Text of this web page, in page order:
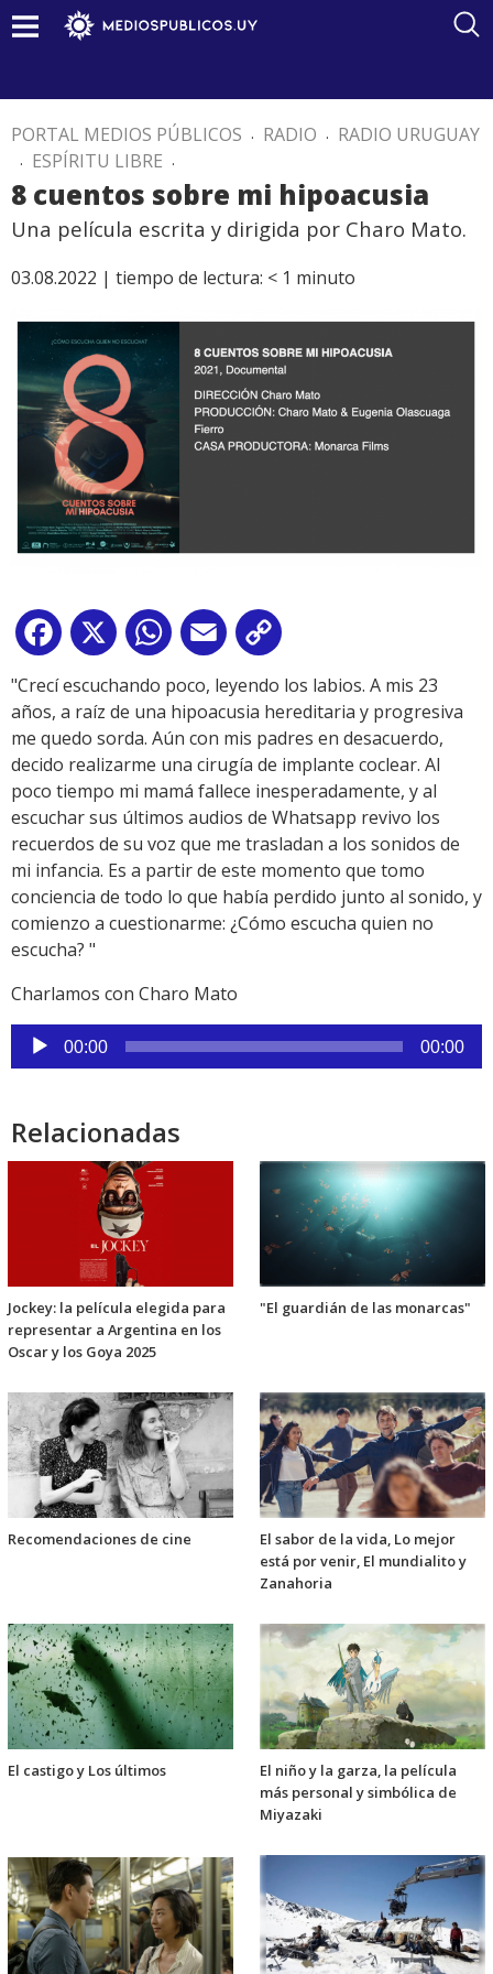
PORTAL MEDIOS PÚBLICOS . RADIO . RADIO URUGUAY
. ESPÍRITU LIBRE .
8 cuentos sobre mi hipoacusia
Una película escrita y dirigida por Charo Mato.
03.08.2022 | tiempo de lectura: < 1 minuto
Facebook
X WhatsApp
Email
Link
"Crecí escuchando poco, leyendo los labios. A mis 23
años, a raíz de una hipoacusia hereditaria y progresiva
me quedo sorda. Aún con mis padres en desacuerdo,
decido realizarme una cirugía de implante coclear. Al
poco tiempo mi mamá fallece inesperadamente, y al
escuchar sus últimos audios de Whatsapp revivo los
recuerdos de su voz que me trasladan a los sonidos de
mi infancia. Es a partir de este momento que tomo
conciencia de todo lo que había perdido junto al sonido, y
comienzo a cuestionarme: ¿Cómo escucha quien no
escucha? "
Charlamos con Charo Mato
Reproductor
de
00:00 00:00
Relacionadas
Jockey: la película elegida para
representar a Argentina en los
Oscar y los Goya 2025
"El guardián de las monarcas"
Recomendaciones de cine
El sabor de la vida, Lo mejor
está por venir, El mundialito y
Zanahoria
El castigo y Los últimos
El niño y la garza, la película
más personal y simbólica de
Miyazaki